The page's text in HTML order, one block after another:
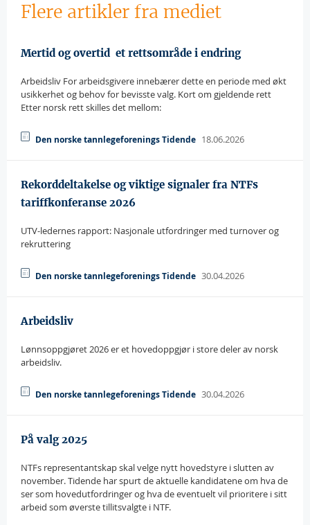
Flere artikler fra mediet
Mertid og overtid  et rettsområde i endring
Arbeidsliv For arbeidsgivere innebærer dette en periode med økt
usikkerhet og behov for bevisste valg. Kort om gjeldende rett
Etter norsk rett skilles det mellom:
Den norske tannlegeforenings Tidende 18.06.2026
Rekorddeltakelse og viktige signaler fra NTFs
tariffkonferanse 2026
UTV-ledernes rapport: Nasjonale utfordringer med turnover og
rekruttering
Den norske tannlegeforenings Tidende 30.04.2026
Arbeidsliv
Lønnsoppgjøret 2026 er et hovedoppgjør i store deler av norsk
arbeidsliv.
Den norske tannlegeforenings Tidende 30.04.2026
På valg 2025
NTFs representantskap skal velge nytt hovedstyre i slutten av
november. Tidende har spurt de aktuelle kandidatene om hva de
ser som hovedutfordringer og hva de eventuelt vil prioritere i sitt
arbeid som øverste tillitsvalgte i NTF.